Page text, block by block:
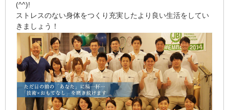
(^^)!
ストレスのない身体をつくり充実したより良い生活をしてい
きましょう！